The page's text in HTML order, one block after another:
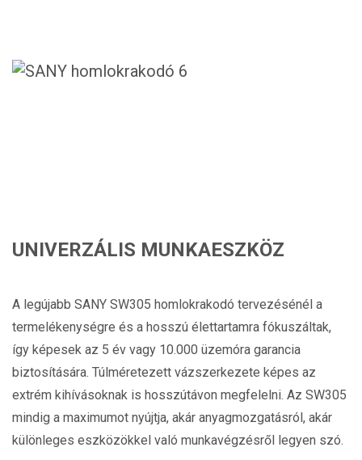
UNIVERZÁLIS MUNKAESZKÖZ
A legújabb SANY SW305 homlokrakodó tervezésénél a
termelékenységre és a hosszú élettartamra fókuszáltak,
így képesek az 5 év vagy 10.000 üzemóra garancia
biztosítására. Túlméretezett vázszerkezete képes az
extrém kihívásoknak is hosszútávon megfelelni. Az SW305
mindig a maximumot nyújtja, akár anyagmozgatásról, akár
különleges eszközökkel való munkavégzésről legyen szó.